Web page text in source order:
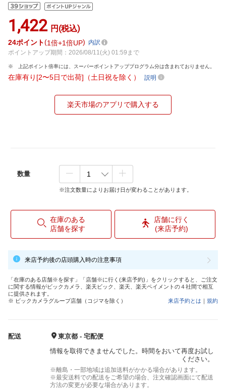
1,422 円(税込)
24ポイント 1倍 1倍UP
内訳
ポイントアップ期間：2026/08/11(火) 01:59まで
上記ポイント倍率には、スーパーポイントアッププログラム分は含まれておりません。
在庫有り[2〜5日で出荷]（土日祝を除く） 説明
楽天市場のアプリで購入する
数量
※注文数量によりお届け日が変わることがあります。
在庫のある
店舗を探す
店舗に行く
(来店予約)
来店予約後の店頭購入時の注意事項
「在庫のある店舗※を探す」「店舗※に行く(来店予約)」をクリックすると、ご注文
に関する情報がビックカメラ、楽天ビック、楽天、楽天ペイメントの４社間で相互
に提供されます。
※ ビックカメラグループ店舗（コジマを除く）
来店予約とは ｜ 規約
配送
東京都 - 宅配便
情報を取得できませんでした。時間をおいて再度お試し
ください。
※離島・一部地域は追加送料がかかる場合があります。
※最安送料での配送をご希望の場合、注文確認画面にて配送
方法の変更が必要な場合があります。